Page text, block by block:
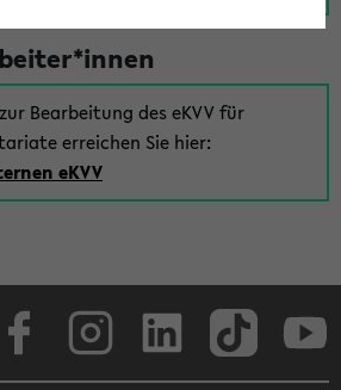
Bearbeitung des eKVV für
erreichen Sie hier:
eKVV